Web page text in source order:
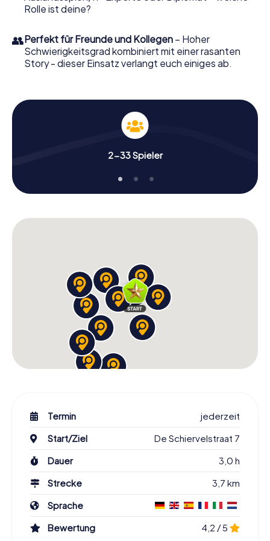
Rolle ist deine?
👥Perfekt für Freunde und Kollegen – Hoher
Schwierigkeitsgrad kombiniert mit einer rasanten
Story - dieser Einsatz verlangt euch einiges ab.
2-33 Spieler
Termin
jederzeit
Start/Ziel
De Schiervelstraat 7
Dauer
3,0 h
Strecke
3,7 km
Sprache
Bewertung
4,2 / 5